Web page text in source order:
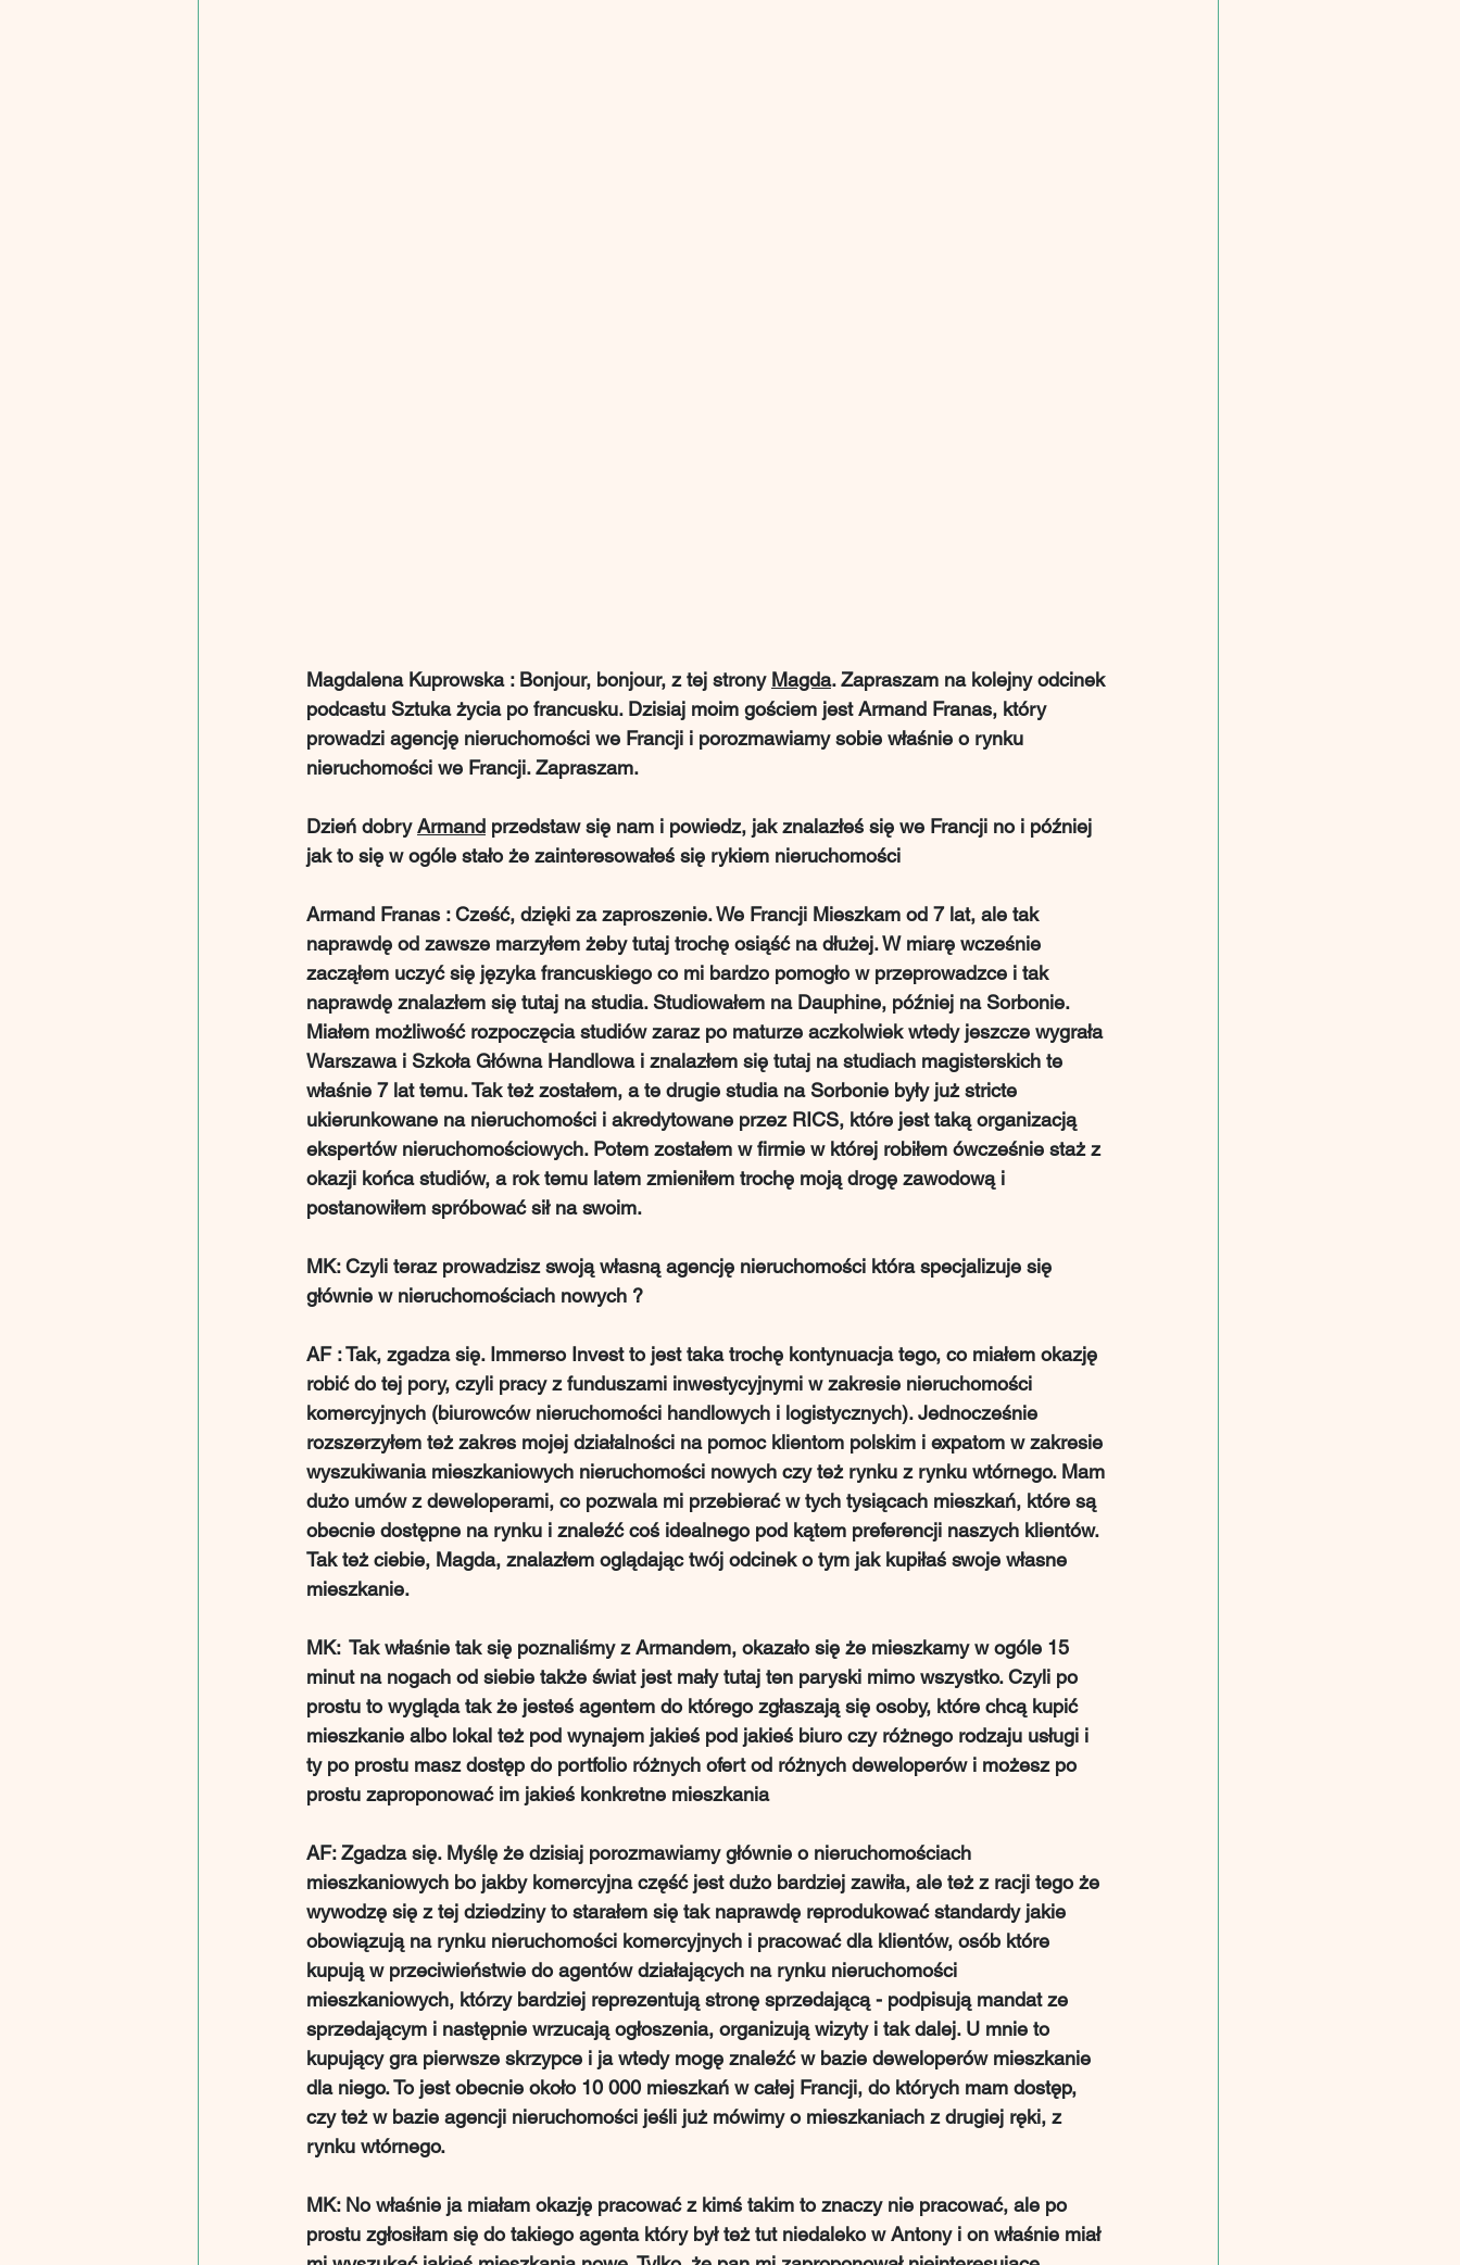
Magdalena Kuprowska : Bonjour, bonjour, z tej strony Magda. Zapraszam na kolejny odcinek
podcastu Sztuka życia po francusku. Dzisiaj moim gościem jest Armand Franas, który
prowadzi agencję nieruchomości we Francji i porozmawiamy sobie właśnie o rynku
nieruchomości we Francji. Zapraszam.
Dzień dobry Armand przedstaw się nam i powiedz, jak znalazłeś się we Francji no i później
jak to się w ogóle stało że zainteresowałeś się rykiem nieruchomości
Armand Franas : Cześć, dzięki za zaproszenie. We Francji Mieszkam od 7 lat, ale tak
naprawdę od zawsze marzyłem żeby tutaj trochę osiąść na dłużej. W miarę wcześnie
zacząłem uczyć się języka francuskiego co mi bardzo pomogło w przeprowadzce i tak
naprawdę znalazłem się tutaj na studia. Studiowałem na Dauphine, później na Sorbonie.
Miałem możliwość rozpoczęcia studiów zaraz po maturze aczkolwiek wtedy jeszcze wygrała
Warszawa i Szkoła Główna Handlowa i znalazłem się tutaj na studiach magisterskich te
właśnie 7 lat temu. Tak też zostałem, a te drugie studia na Sorbonie były już stricte
ukierunkowane na nieruchomości i akredytowane przez RICS, które jest taką organizacją
ekspertów nieruchomościowych. Potem zostałem w firmie w której robiłem ówcześnie staż z
okazji końca studiów, a rok temu latem zmieniłem trochę moją drogę zawodową i
postanowiłem spróbować sił na swoim.
MK: Czyli teraz prowadzisz swoją własną agencję nieruchomości która specjalizuje się
głównie w nieruchomościach nowych ?
AF : Tak, zgadza się. Immerso Invest to jest taka trochę kontynuacja tego, co miałem okazję
robić do tej pory, czyli pracy z funduszami inwestycyjnymi w zakresie nieruchomości
komercyjnych (biurowców nieruchomości handlowych i logistycznych). Jednocześnie
rozszerzyłem też zakres mojej działalności na pomoc klientom polskim i expatom w zakresie
wyszukiwania mieszkaniowych nieruchomości nowych czy też rynku z rynku wtórnego. Mam
dużo umów z deweloperami, co pozwala mi przebierać w tych tysiącach mieszkań, które są
obecnie dostępne na rynku i znaleźć coś idealnego pod kątem preferencji naszych klientów.
Tak też ciebie, Magda, znalazłem oglądając twój odcinek o tym jak kupiłaś swoje własne
mieszkanie.
MK:  Tak właśnie tak się poznaliśmy z Armandem, okazało się że mieszkamy w ogóle 15
minut na nogach od siebie także świat jest mały tutaj ten paryski mimo wszystko. Czyli po
prostu to wygląda tak że jesteś agentem do którego zgłaszają się osoby, które chcą kupić
mieszkanie albo lokal też pod wynajem jakieś pod jakieś biuro czy różnego rodzaju usługi i
ty po prostu masz dostęp do portfolio różnych ofert od różnych deweloperów i możesz po
prostu zaproponować im jakieś konkretne mieszkania
AF: Zgadza się. Myślę że dzisiaj porozmawiamy głównie o nieruchomościach
mieszkaniowych bo jakby komercyjna część jest dużo bardziej zawiła, ale też z racji tego że
wywodzę się z tej dziedziny to starałem się tak naprawdę reprodukować standardy jakie
obowiązują na rynku nieruchomości komercyjnych i pracować dla klientów, osób które
kupują w przeciwieństwie do agentów działających na rynku nieruchomości
mieszkaniowych, którzy bardziej reprezentują stronę sprzedającą - podpisują mandat ze
sprzedającym i następnie wrzucają ogłoszenia, organizują wizyty i tak dalej. U mnie to
kupujący gra pierwsze skrzypce i ja wtedy mogę znaleźć w bazie deweloperów mieszkanie
dla niego. To jest obecnie około 10 000 mieszkań w całej Francji, do których mam dostęp,
czy też w bazie agencji nieruchomości jeśli już mówimy o mieszkaniach z drugiej ręki, z
rynku wtórnego.
MK: No właśnie ja miałam okazję pracować z kimś takim to znaczy nie pracować, ale po
prostu zgłosiłam się do takiego agenta który był też tut niedaleko w Antony i on właśnie miał